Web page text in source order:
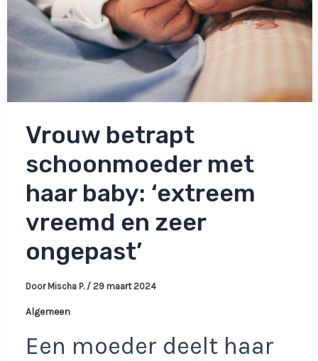
Vrouw betrapt
schoonmoeder met
haar baby: ‘extreem
vreemd en zeer
ongepast’
Door Mischa P. / 29 maart 2024
Algemeen
Een moeder deelt haar